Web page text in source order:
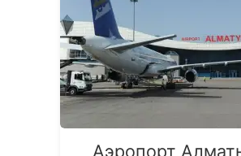
Аэропорт